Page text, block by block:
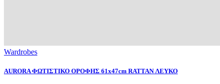
Wardrobes
AURORA ΦΩΤΙΣΤΙΚΟ ΟΡΟΦΗΣ 61x47cm RATTAN ΛΕΥΚΟ